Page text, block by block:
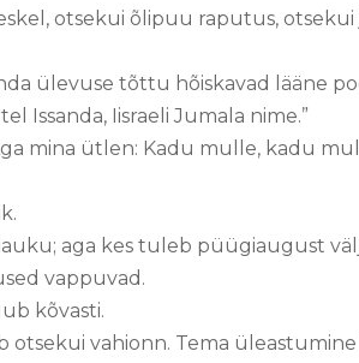
otsekui õlipuu raputus,
ülevuse tõttu hõiskavad lääne
Issanda, Iisraeli Jumala nime.”
mina ütlen: Kadu mulle, kadu
aga kes tuleb püügiaugust
vappuvad.
kõvasti.
vahionn. Tema üleastumine